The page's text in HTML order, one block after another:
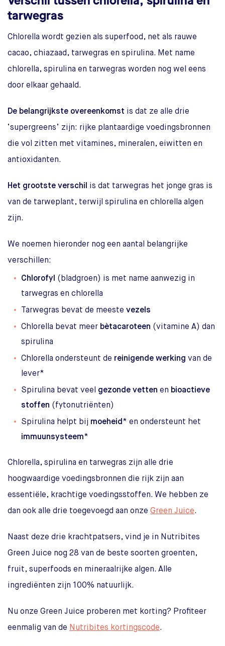
tarwegras
Chlorella wordt gezien als superfood, net als rauwe
cacao, chiazaad, tarwegras en spirulina. Met name
chlorella, spirulina en tarwegras worden nog wel eens
door elkaar gehaald.
De belangrijkste overeenkomst is dat ze alle drie
‘supergreens’ zijn: rijke plantaardige voedingsbronnen
die vol zitten met vitamines, mineralen, eiwitten en
antioxidanten.
Het grootste verschil is dat tarwegras het jonge gras is
van de tarweplant, terwijl spirulina en chlorella algen
zijn.
We noemen hieronder nog een aantal belangrijke
verschillen:
Chlorofyl (bladgroen) is met name aanwezig in
tarwegras en chlorella
Tarwegras bevat de meeste vezels
Chlorella bevat meer bètacaroteen (vitamine A) dan
spirulina
Chlorella ondersteunt de reinigende werking van de
lever*
Spirulina bevat veel gezonde vetten en bioactieve
stoffen (fytonutriënten)
Spirulina helpt bij moeheid* en ondersteunt het
immuunsysteem*
Chlorella, spirulina en tarwegras zijn alle drie
hoogwaardige voedingsbronnen die rijk zijn aan
essentiële, krachtige voedingsstoffen. We hebben ze
dan ook alle drie toegevoegd aan onze Green Juice.
Naast deze drie krachtpatsers, vind je in Nutribites
Green Juice nog 28 van de beste soorten groenten,
fruit, superfoods en mineraalrijke algen. Alle
ingrediënten zijn 100% natuurlijk.
Nu onze Green Juice proberen met korting? Profiteer
eenmalig van de Nutribites kortingscode.